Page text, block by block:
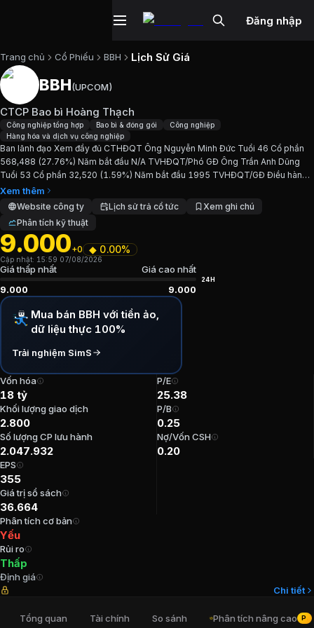
Đăng nhập
Trang chủ Cổ Phiếu BBH Lịch Sử Giá
Cổ phiếuBBH
Cập nhật: 7/8/2026.
Ngành:Công nghiệp tổng hợp, Bao bì & đóng gói, Công
Giới thiệu
Ban lãnh đạo Xem đầy đủ CTHĐQT Ông Nguyễn Minh
Chỉ số tài chínhBBH
Giá hiện tại: 9000VND
Vốn hóa: 18 tỷ đồng
P/E: 25,38
P/B: 0,25
ROE:
Tỷ suất cổ tức:
Ban lãnh đạo CTCP Bao bì Hoàng
Trưởng Ban kiểm soát
Chủ tịch Hội đồng Quản trị
Kế toán trưởng
Thành viên Ban kiểm soát
Cổ đông lớn CTCP Bao bì Hoàng
Tổng Công ty Xi măng Việt Nam
27,76%
BBH(UPCOM)
CTCP Bao bì Hoàng Thạch
Công nghiệp tổng hợp Bao bì & đóng gói
Công nghiệp
Hàng hóa và dịch vụ công nghiệp
Ban lãnh đạo Xem đầy đủ CTHĐQT Ông Nguyễn Minh Đức Tuổi 46 Cổ phần
568,488 (27.76%) Năm bắt đầu N/A TVHĐQT/Phó GĐ Ông Trần Anh Dũng
Tuổi 53 Cổ phần 32,520 (1.59%) Năm bắt đầu 1995 TVHĐQT/GĐ Điều hành
Bà Nguyễn Thị Minh Tuổi 52 Cổ phần 22,216 (1.08%) Năm bắt...
Xem thêm
Website công ty Lịch sử trả cổ tức
Xem ghi chú
Phân tích kỹ thuật
9.000+0 ◆ 0.00%
Cập nhật: 15:59 07/08/2026
Giá thấp nhất
Giá cao nhất
9.000
9.000
24H
Mua bán BBH với tiền ảo,
dữ liệu thực 100%
Trải nghiệm SimS
Vốn hóa
18 tỷ
Khối lượng giao dịch
2.800
Số lượng CP lưu hành
2.047.932
P/E
25.38
P/B
0.25
Nợ/Vốn CSH
0.20
EPS
355
Giá trị sổ sách
36.664
Phân tích cơ bản
Yếu
Rủi ro
Thấp
Định giá
Chi tiết
Tổng quan Tài chính So sánh Phân tích nâng cao PRO